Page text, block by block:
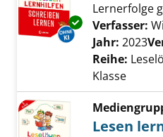
Exemplar-
Lernerfolge
Verfasser:
Jahr: 2023
Reihe:
Klasse
Lesen